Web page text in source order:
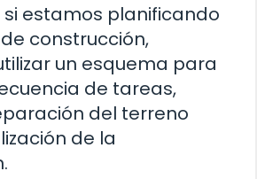
si estamos planificando
construcción,
un esquema para
de tareas,
del terreno
de la